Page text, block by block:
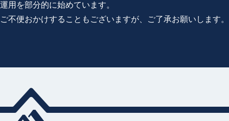
運用を部分的に始めています。
ご不便おかけすることもございますが、ご了承お願いします。